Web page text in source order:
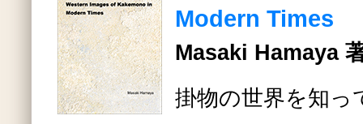
Modern Times
Masaki Hamaya
掛物の世界を知っ